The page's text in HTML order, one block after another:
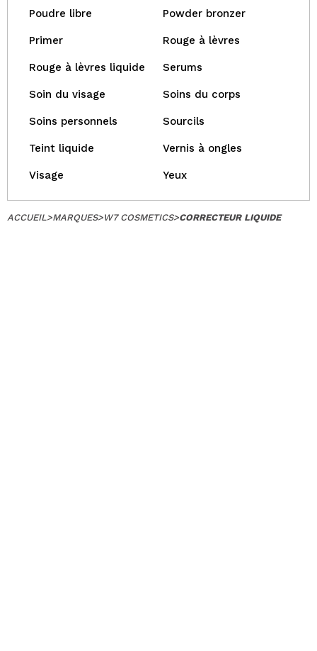
Poudre libre Powder bronzer
Primer Rouge à lèvres
Rouge à lèvres liquide Serums
Soin du visage Soins du corps
Soins personnels Sourcils
Teint liquide Vernis à ongles
Visage Yeux
ACCUEIL>MARQUES>W7 COSMETICS>CORRECTEUR LIQUIDE